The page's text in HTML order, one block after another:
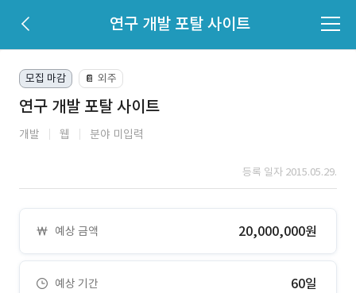
연구 개발 포탈 사이트
모집 마감 📔 외주
연구 개발 포탈 사이트
개발 웹 분야 미입력
등록 일자 2015.05.29.
예상 금액 20,000,000원
예상 기간 60일